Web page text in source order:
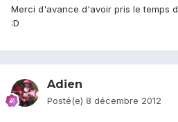
Merci d'avance d'avoir pris le temps
:D
Adien
Posté(e) 8 décembre 2012